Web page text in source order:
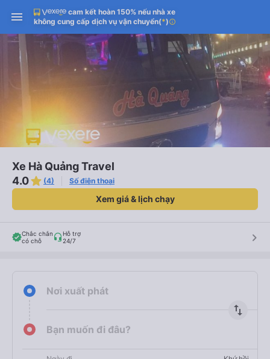
Tải app Vexere ngay!
Nhận ưu đãi thành viên độc
quyền
Tải app Vexere
-30k/ghế khi đặt vé máy bay qua
app
cam kết hoàn 150% nếu nhà xe
không cung cấp dịch vụ vận chuyển(*)info
Xe Hà Quảng Travel
4.0
(4) Số điện thoại
Xem giá & lịch chạy
Chắc chắn
có chỗ
Hỗ trợ
24/7
keyboard_arrow_right
Nơi xuất phát
import_export
Bạn muốn đi đâu?